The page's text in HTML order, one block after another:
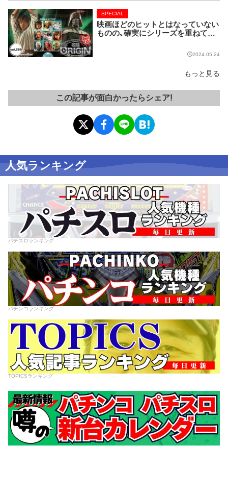
映画ほどのヒットとはなっていない
ものの、確実にシリーズを重ねてい
SPECIAL
2024.05.24
もっと見る
この記事が面白かったらシェア!
人気ランキング
パチスロランキング
パチンコランキング
TOPICSランキング